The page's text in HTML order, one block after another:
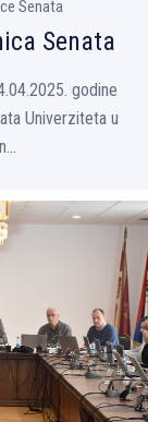
Senata
Senata
godine
Univerziteta u